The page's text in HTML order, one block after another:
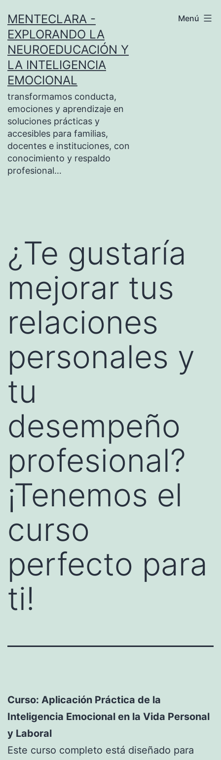
contenido
MENTECLARA -
EXPLORANDO LA
NEUROEDUCACIÓN Y
LA INTELIGENCIA
EMOCIONAL
transformamos conducta,
emociones y aprendizaje en
soluciones prácticas y
accesibles para familias,
docentes e instituciones, con
conocimiento y respaldo
profesional…
Menú
¿Te gustaría
mejorar tus
relaciones
personales y
tu
desempeño
profesional?
¡Tenemos el
curso
perfecto para
ti!
Curso: Aplicación Práctica de la
Inteligencia Emocional en la Vida Personal
y Laboral
Este curso completo está diseñado para